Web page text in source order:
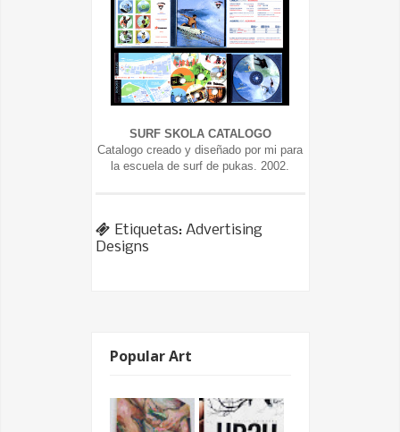
SURF SKOLA CATALOGO
Catalogo creado y diseñado por mi para
la escuela de surf de pukas. 2002.
Etiquetas: Advertising
Designs
Popular Art